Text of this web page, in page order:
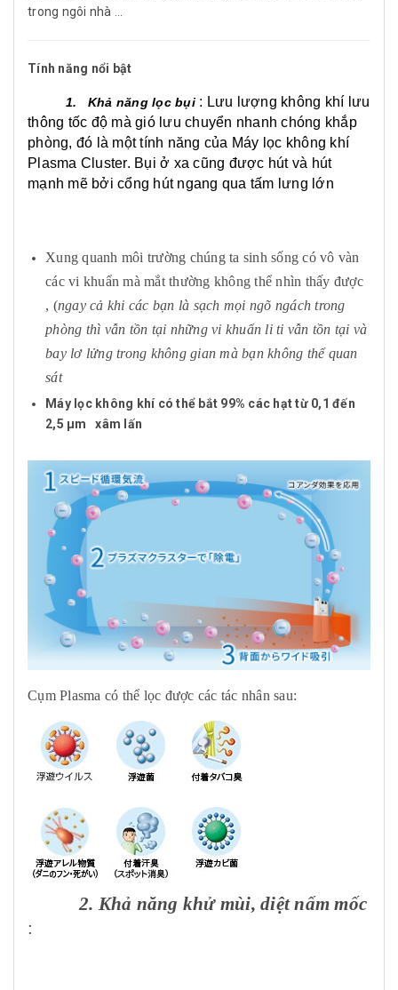
trong ngôi nhà ...
Tính năng nổi bật
1. Khả năng lọc bụi : Lưu lượng không khí lưu
thông tốc độ mà gió lưu chuyển nhanh chóng khắp
phòng, đó là một tính năng của Máy lọc không khí
Plasma Cluster. Bụi ở xa cũng được hút và hút
mạnh mẽ bởi cổng hút ngang qua tấm lưng lớn
Xung quanh môi trường chúng ta sinh sống có vô vàn
các vi khuẩn mà mắt thường không thể nhìn thấy được
, (ngay cả khi các bạn là sạch mọi ngõ ngách trong
phòng thì vẫn tồn tại những vi khuẩn li ti vẫn tồn tại và
bay lơ lửng trong không gian mà bạn không thể quan
sát
Máy lọc không khí có thể bắt 99% các hạt từ 0,1 đến
2,5 μm xâm lấn
Cụm Plasma có thể lọc được các tác nhân sau:
2. Khả năng khử mùi, diệt nấm mốc
: